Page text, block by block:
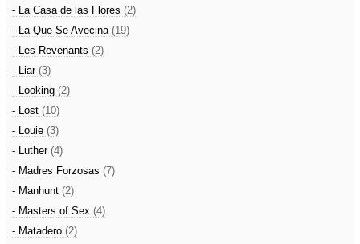
- La Casa de las Flores (2)
- La Que Se Avecina (19)
- Les Revenants (2)
- Liar (3)
- Looking (2)
- Lost (10)
- Louie (3)
- Luther (4)
- Madres Forzosas (7)
- Manhunt (2)
- Masters of Sex (4)
- Matadero (2)